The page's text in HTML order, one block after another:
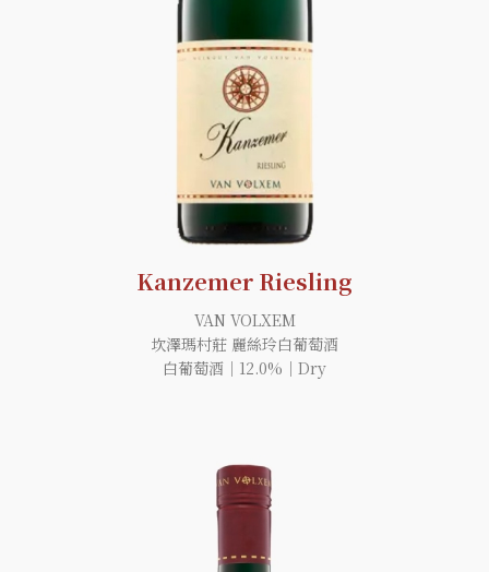
Kanzemer Riesling
VAN VOLXEM
坎澤瑪村莊 麗絲玲白葡萄酒
白葡萄酒｜12.0%｜Dry